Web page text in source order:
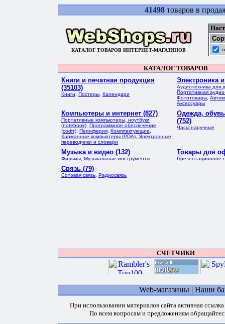
41498 товаров в
КАТАЛОГ ТОВАРОВ ИНТЕРНЕТ-МАГАЗИНОВ
КАТАЛОГ ТОВАРОВ
Книги и печатная продукция
(35103)
Книги Постеры Календари
Электроника
Аудиотехника для
Портативная
Фототовары
Аксессуары
Компьютеры и интернет (827)
Портативные компьютеры, ноутбуки
(notebook) Программное обеспечение
(софт) Периферия Комплектующие
Карманные компьютеры (PDA) Электронные
переводчики и словари
Одежда,
(752)
Часы наручные
Музыка и видео (132)
Фильмы Музыкальные инструменты
Товары для
Презентационное
Связь (79)
Сотовая связь Радиосвязь
СЧЕТЧИКИ
Web-магазины | Наши
При использовании материалов сайта активная
По всем вопросам и предложениям